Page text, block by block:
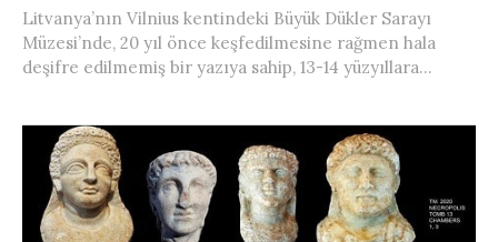
Litvanya’nın Vilnius kentindeki Büyük Dükler Sarayı
Müzesi’nde, 20 yıl önce keşfedilmesine rağmen hala
deşifre edilmemiş bir yazıya sahip, 13-14 yüzyıllara...